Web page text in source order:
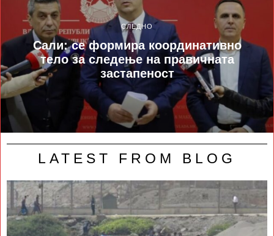
СЛЕДНО
Сали: се формира координативно
тело за следење на правичната
застапеност
LATEST FROM BLOG